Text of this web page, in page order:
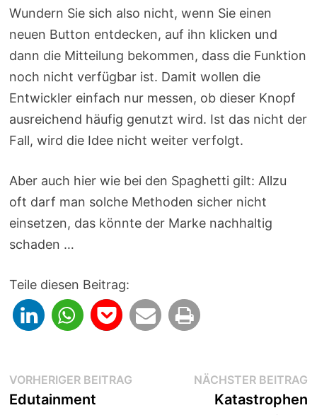
Wundern Sie sich also nicht, wenn Sie einen
neuen Button entdecken, auf ihn klicken und
dann die Mitteilung bekommen, dass die Funktion
noch nicht verfügbar ist. Damit wollen die
Entwickler einfach nur messen, ob dieser Knopf
ausreichend häufig genutzt wird. Ist das nicht der
Fall, wird die Idee nicht weiter verfolgt.
Aber auch hier wie bei den Spaghetti gilt: Allzu
oft darf man solche Methoden sicher nicht
einsetzen, das könnte der Marke nachhaltig
schaden …
Teile diesen Beitrag:
Beitragsnavigation
VORHERIGER BEITRAG Vorheriger
Edutainment
NÄCHSTER BEITRAG
Katastrophen